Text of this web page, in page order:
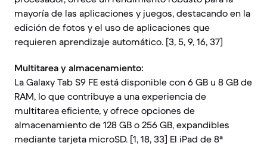
mayoría de las aplicaciones y juegos, destacando en la
edición de fotos y el uso de aplicaciones que
requieren aprendizaje automático. [3, 5, 9, 16, 37]
Multitarea y almacenamiento:
La Galaxy Tab S9 FE está disponible con 6 GB u 8 GB de
RAM, lo que contribuye a una experiencia de
multitarea eficiente, y ofrece opciones de
almacenamiento de 128 GB o 256 GB, expandibles
mediante tarjeta microSD. [1, 18, 33] El iPad de 8ª